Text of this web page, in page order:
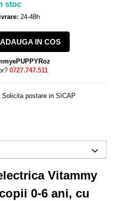
stoc
24-48h
ADAUGA IN COS
0727.747.511
Solicita postare in SICAP
Vitammy
0-6 ani, cu